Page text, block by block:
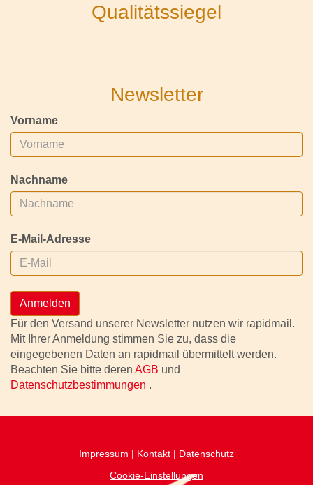
Qualitätssiegel
Newsletter
Vorname
Nachname
E-Mail-Adresse
Anmelden
Für den Versand unserer Newsletter nutzen wir rapidmail.
Mit Ihrer Anmeldung stimmen Sie zu, dass die
eingegebenen Daten an rapidmail übermittelt werden.
Beachten Sie bitte deren AGB und
Datenschutzbestimmungen .
Impressum | Kontakt | Datenschutz
Cookie-Einstellungen